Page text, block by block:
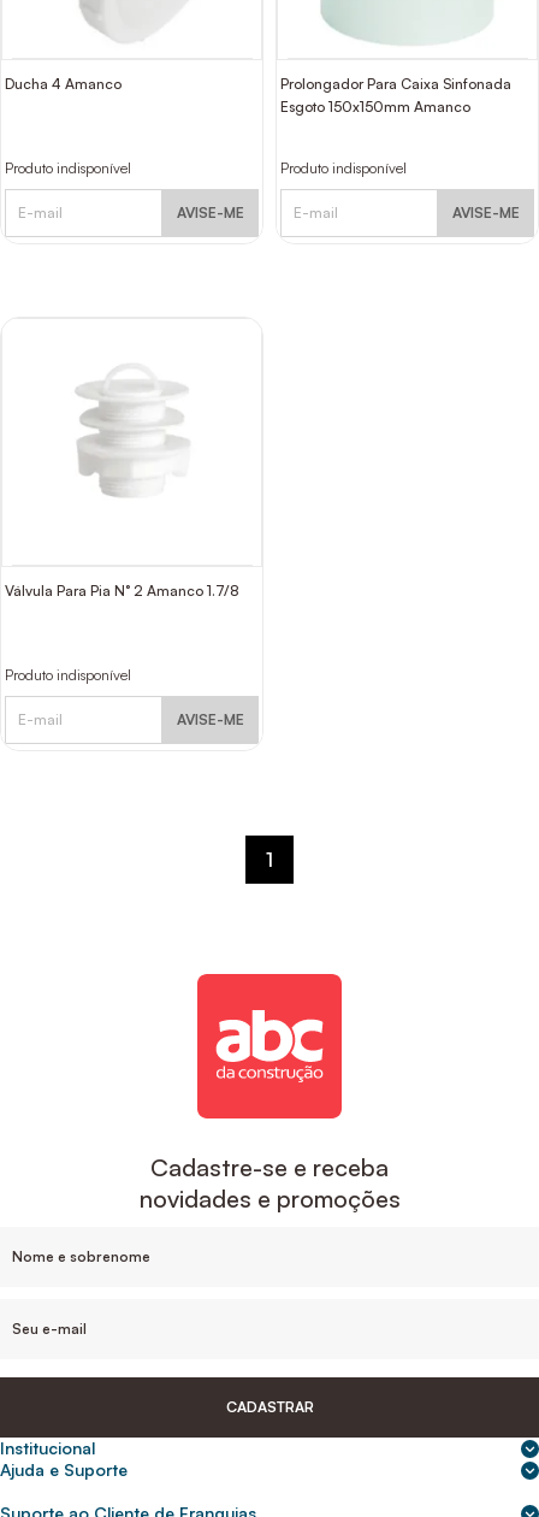
Ducha 4 Amanco
Produto indisponível
AVISE-ME
Prolongador Para Caixa Sinfonada
Esgoto 150x150mm Amanco
Produto indisponível
AVISE-ME
Válvula Para Pia N° 2 Amanco 1.7/8
Produto indisponível
AVISE-ME
1
Cadastre-se e receba
novidades e promoções
CADASTRAR
Institucional
Sobre nós
Ajuda e Suporte
Suporte ao Cliente de Franquias